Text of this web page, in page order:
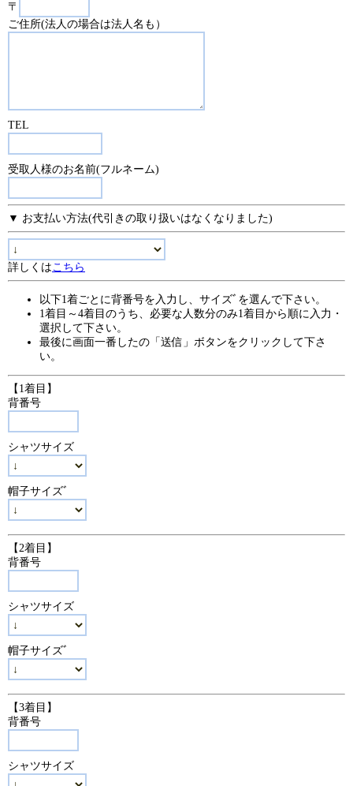
〒
ご住所(法人の場合は法人名も）
TEL
受取人様のお名前(フルネーム)
▼ お支払い方法(代引きの取り扱いはなくなりました)
詳しくはこちら
以下1着ごとに背番号を入力し、サイズﾞを選んで下さい。
1着目～4着目のうち、必要な人数分のみ1着目から順に入力・
選択して下さい。
最後に画面一番したの「送信」ボタンをクリックして下さ
い。
【1着目】
背番号
シャツサイズ
帽子サイズﾞ
【2着目】
背番号
シャツサイズ
帽子サイズﾞ
【3着目】
背番号
シャツサイズ